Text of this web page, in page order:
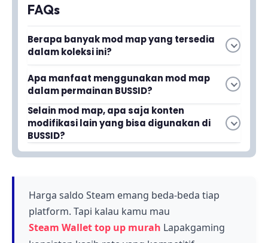
FAQs
Berapa banyak mod map yang tersedia
dalam koleksi ini?
Koleksi ini menyediakan 18 mod map berbeda
untuk BUSSID yang menampilkan berbagai
medan dan lokasi, termasuk jalan rusak, lumpur,
Wonosobo, dan area lainnya.
Apa manfaat menggunakan mod map
dalam permainan BUSSID?
Mod map membuat gameplay lebih seru dan
variatif karena kamu bisa merasakan
pengalaman berkendara di berbagai medan
yang berbeda, dari jalan rusak hingga area
Selain mod map, apa saja konten
modifikasi lain yang bisa digunakan di
BUSSID?
Selain mod map, kamu juga bisa menggunakan
bermain game simulasi bus ini.
Harga saldo Steam emang beda-beda tiap
platform. Tapi kalau kamu mau
Steam Wallet top up murah Lapakgaming